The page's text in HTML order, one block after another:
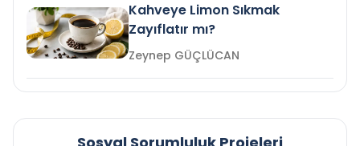
Kahveye Limon Sıkmak
Zayıflatır mı?
Zeynep GÜÇLÜCAN